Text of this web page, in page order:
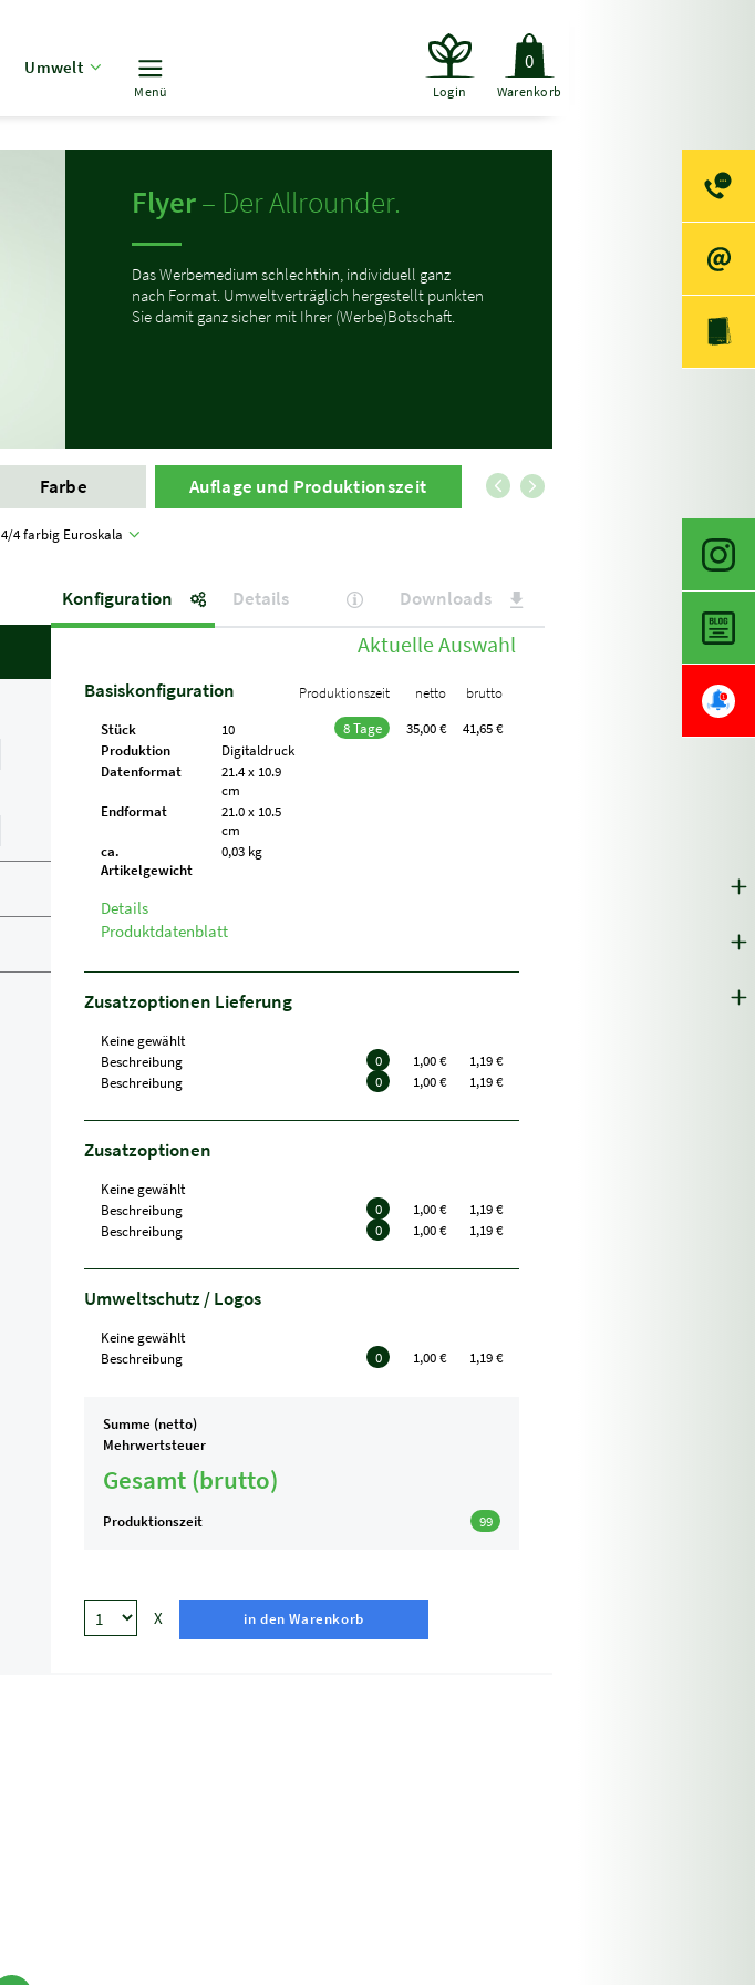
Umwelt
Menü Login Warenkorb
0
Flyer– Der Allrounder.
Das Werbemedium schlechthin, individuell ganz
nach Format. Umweltverträglich hergestellt punkten
Sie damit ganz sicher mit Ihrer (Werbe)Botschaft.
Farbe
4/4 farbig Euroskala
Auflage und Produktionszeit
Konfiguration Details Downloads
Aktuelle Auswahl
Basiskonfiguration Produktionszeit netto
brutto
Stück
10
Produktion
Digitaldruck
Datenformat
21.4 x 10.9
cm
Endformat
21.0 x 10.5
cm
ca.
Artikelgewicht
0,03 kg
8 Tage 35,00 € 41,65 €
Details
Produktdatenblatt
Zusatzoptionen Lieferung
Keine gewählt
Beschreibung
0 1,00 €
1,19 €
Beschreibung
0 1,00 € 1,19 €
Zusatzoptionen
Keine gewählt
Beschreibung
0 1,00 €
1,19 €
Beschreibung
0 1,00 € 1,19 €
Umweltschutz / Logos
Keine gewählt
Beschreibung
0 1,00 € 1,19 €
Summe (netto)
Mehrwertsteuer
Gesamt (brutto)
Produktionszeit 99
X in den Warenkorb